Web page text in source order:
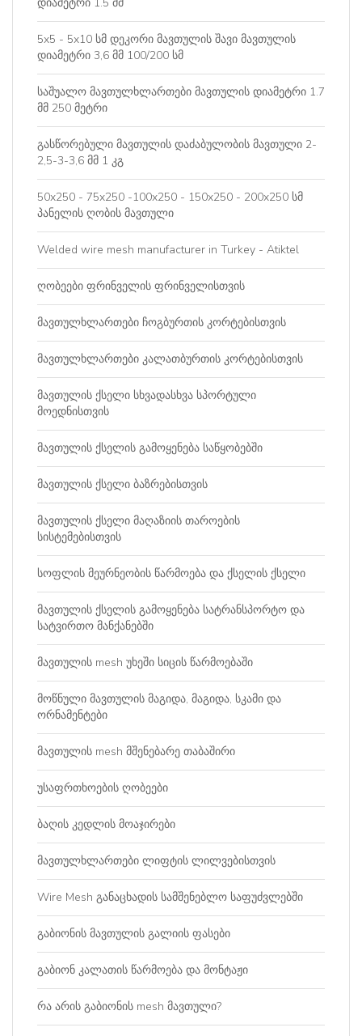
5x5 - 5x10 სმ დეკორი მავთულის შავი მავთულის
დიამეტრი 3,6 მმ 100/200 სმ
საშუალო მავთულხლართები მავთულის დიამეტრი 1.7
მმ 250 მეტრი
გასწორებული მავთულის დაძაბულობის მავთული 2-
2,5-3-3,6 მმ 1 კგ
50x250 - 75x250 -100x250 - 150x250 - 200x250 სმ
პანელის ღობის მავთული
Welded wire mesh manufacturer in Turkey - Atiktel
ღობეები ფრინველის ფრინველისთვის
მავთულხლართები ჩოგბურთის კორტებისთვის
მავთულხლართები კალათბურთის კორტებისთვის
მავთულის ქსელი სხვადასხვა სპორტული
მოედნისთვის
მავთულის ქსელის გამოყენება საწყობებში
მავთულის ქსელი ბაზრებისთვის
მავთულის ქსელი მაღაზიის თაროების
სისტემებისთვის
სოფლის მეურნეობის წარმოება და ქსელის ქსელი
მავთულის ქსელის გამოყენება სატრანსპორტო და
სატვირთო მანქანებში
მავთულის mesh უხეში სიცის წარმოებაში
მოწნული მავთულის მაგიდა, მაგიდა, სკამი და
ორნამენტები
მავთულის mesh მშენებარე თაბაშირი
უსაფრთხოების ღობეები
ბაღის კედლის მოაჯირები
მავთულხლართები ლიფტის ლილვებისთვის
Wire Mesh განაცხადის სამშენებლო საფუძვლებში
გაბიონის მავთულის გალიის ფასები
გაბიონ კალათის წარმოება და მონტაჟი
რა არის გაბიონის mesh მავთული?